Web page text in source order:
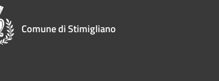
Comune di Stimigliano